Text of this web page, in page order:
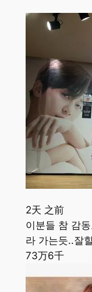
2天 之前
이분들 참 감
라 가는듯..잘
73万6千